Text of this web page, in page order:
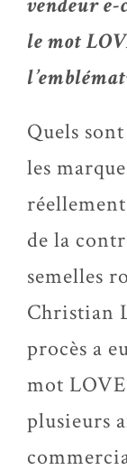
le mot
Quels
les
de la
semelles
Christian
procès a
mot
plusieurs